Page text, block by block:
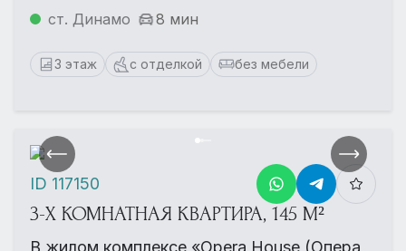
ст. Динамо 8 мин
3 этаж с отделкой без мебели
3-Х КОМНАТНАЯ КВАРТИРА, 145 М²
ID 117150